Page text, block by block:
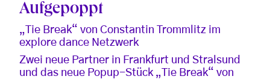
Aufgepoppt
„Tie Break“ von Constantin Trommlitz im
explore dance Netzwerk
Zwei neue Partner in Frankfurt und Stralsund
und das neue Popup-Stück „Tie Break“ von